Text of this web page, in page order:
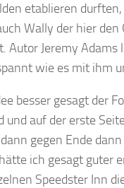
etablieren
Wally der hier
Autor Jeremy
wie es mit ihm
besser gesagt der
auf der erste
gegen Ende
ich gesagt guter
Speedster Inn